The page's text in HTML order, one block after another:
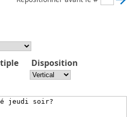
Disposition